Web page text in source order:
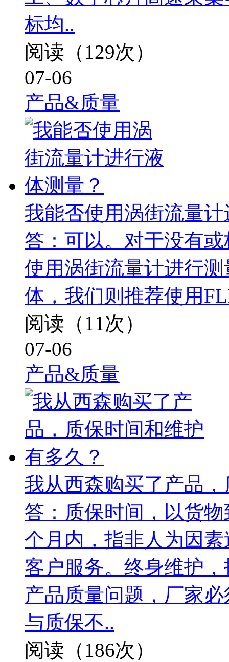
标均..
阅读（129次）
07-06
产品&质量
我能否使用涡街流量
答：可以。对于没有
使用涡街流量计进行
体，我们则推荐使用
阅读（11次）
07-06
产品&质量
我从西森购买了产品
答：质保时间，以货
个月内，指非人为因
客户服务。终身维护
产品质量问题，厂家
与质保不..
阅读（186次）